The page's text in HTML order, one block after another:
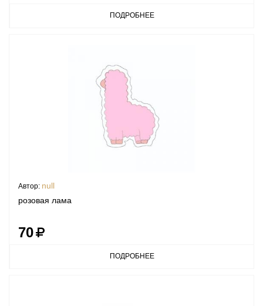
ПОДРОБНЕЕ
Автор: null
розовая лама
70
ПОДРОБНЕЕ